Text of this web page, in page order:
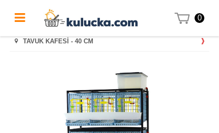
0
TAVUK KAFESİ - 40 CM